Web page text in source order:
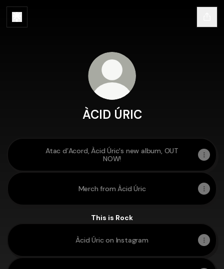
ÀCID ÚRIC
Atac d’Acord, Àcid Úric's new album, OUT
NOW!
Merch from Àcid Úric
This is Rock
Àcid Úric on Instagram